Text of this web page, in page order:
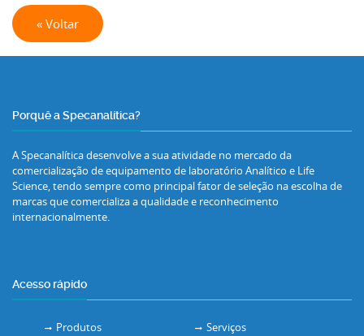
« Voltar
Porquê a Specanalítica?
A Specanalítica desenvolve a sua atividade no mercado da
comercialização de equipamento de laboratório Analítico e Life
Science, tendo sempre como principal fator de seleção na escolha de
marcas que comercializa a qualidade e reconhecimento
internacionalmente.
Acesso rápido
Produtos
Serviços